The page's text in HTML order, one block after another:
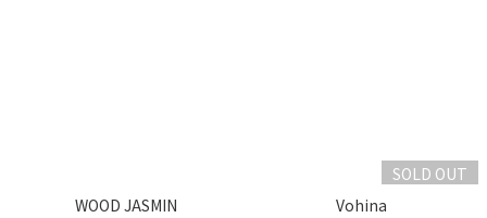
WOOD JASMIN
SOLD OUT
Vohina